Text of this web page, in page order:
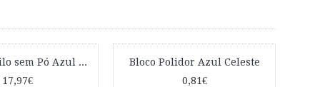
Luvas Nitrilo sem Pó Azul M 100 Unidades
17,97€
Bloco Polidor Azul Celeste
0,81€